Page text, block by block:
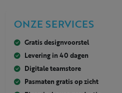
ONZE SERVICES
Gratis designvoorstel
Levering in 40 dagen
Digitale teamstore
Pasmaten gratis op zicht